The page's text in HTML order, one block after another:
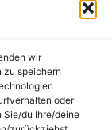
wir
zu speichern
oder
Sie/du Ihre/deine